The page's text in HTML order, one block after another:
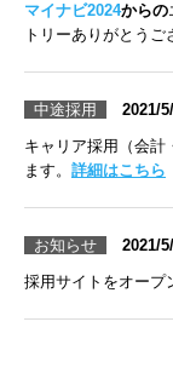
キャリア採用
エントリーフ
マイナビ2024からの
トリーありがとうご
中途採用 2021/5
キャリア採用（会計
ます。 詳細はこちら
お知らせ
2021/
採用サイトをオープ